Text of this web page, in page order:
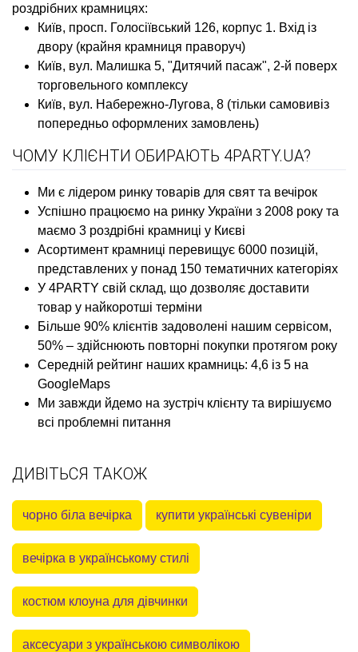
роздрібних крамницях:
Київ, просп. Голосіївський 126, корпус 1. Вхід із
двору (крайня крамниця праворуч)
Київ, вул. Малишка 5, "Дитячий пасаж", 2-й поверх
торговельного комплексу
Київ, вул. Набережно-Лугова, 8 (тільки самовивіз
попередньо оформлених замовлень)
ЧОМУ КЛІЄНТИ ОБИРАЮТЬ 4PARTY.UA?
Ми є лідером ринку товарів для свят та вечірок
Успішно працюємо на ринку України з 2008 року та
маємо 3 роздрібні крамниці у Києві
Асортимент крамниці перевищує 6000 позицій,
представлених у понад 150 тематичних категоріях
У 4PARTY свій склад, що дозволяє доставити
товар у найкоротші терміни
Більше 90% клієнтів задоволені нашим сервісом,
50% – здійснюють повторні покупки протягом року
Середній рейтинг наших крамниць: 4,6 із 5 на
GoogleMaps
Ми завжди йдемо на зустріч клієнту та вирішуємо
всі проблемні питання
ДИВІТЬСЯ ТАКОЖ
чорно біла вечірка купити українські сувеніри
вечірка в українському стилі
костюм клоуна для дівчинки
аксесуари з українською символікою